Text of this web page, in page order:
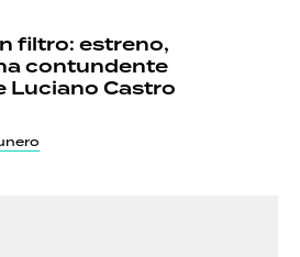
filtro: estreno,
contundente
Luciano Castro